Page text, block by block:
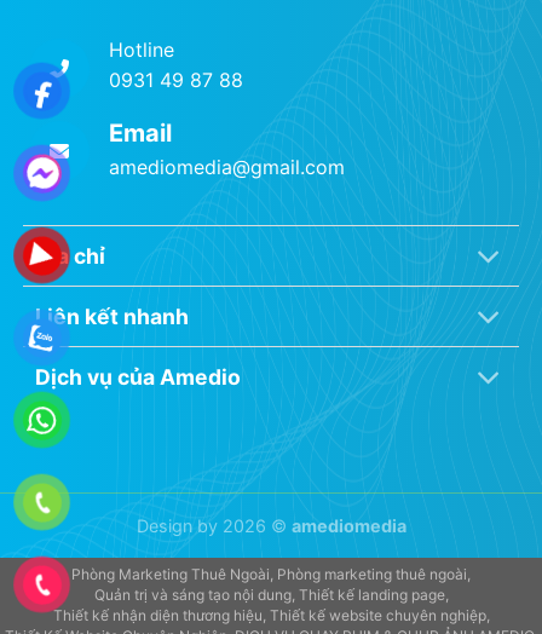
Hotline
0931 49 87 88
Email
amediomedia@gmail.com
Địa chỉ
Liên kết nhanh
Dịch vụ của Amedio
Design by 2026 © amediomedia
Phòng Marketing Thuê Ngoài Phòng marketing thuê ngoài
Quản trị và sáng tạo nội dung Thiết kế landing page
Thiết kế nhận diện thương hiệu Thiết kế website chuyên nghiệp